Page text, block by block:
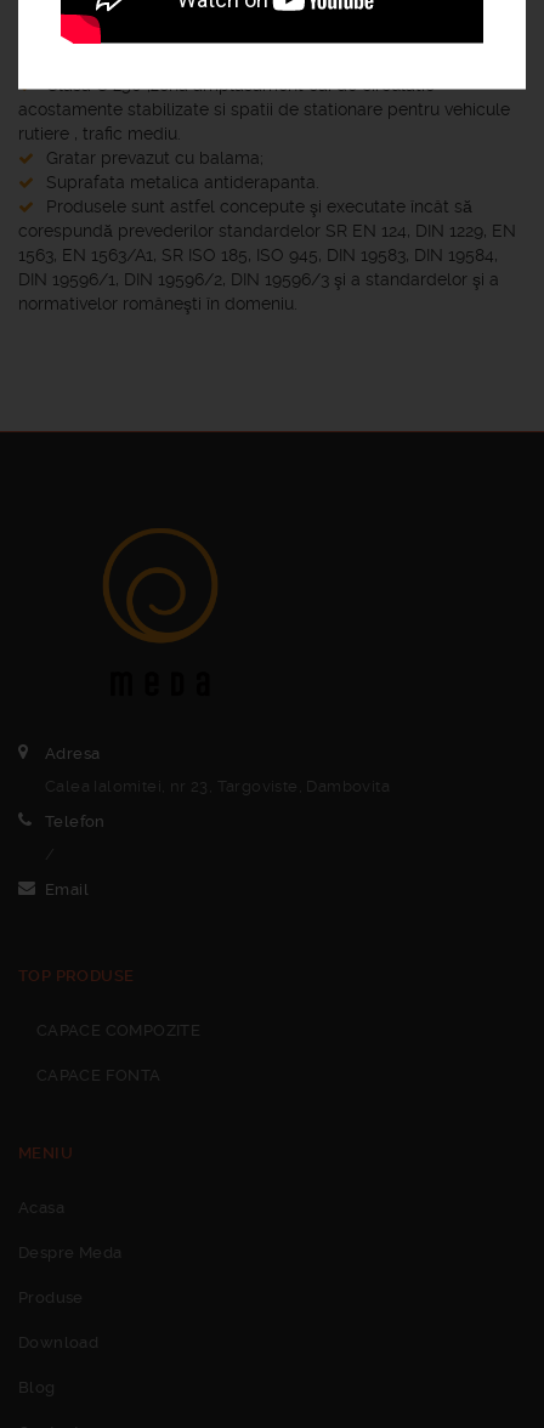
fabricat conform EN -124.Material fonta cu grafit nodular EN
GJS 400-15 conform standard ISO 1083 EN 1563 /A1;
Clasa C 250 ;zona amplasament cai de circulatie
acostamente stabilizate si spatii de stationare pentru vehicule
rutiere , trafic mediu.
Gratar prevazut cu balama;
Suprafata metalica antiderapanta.
Produsele sunt astfel concepute şi executate încât să
corespundă prevederilor standardelor SR EN 124, DIN 1229, EN
1563, EN 1563/A1, SR ISO 185, ISO 945, DIN 19583, DIN 19584,
DIN 19596/1, DIN 19596/2, DIN 19596/3 şi a standardelor şi a
normativelor româneşti în domeniu.
Adresa
Calea Ialomitei, nr 23, Targoviste, Dambovita
Telefon
Email
TOP PRODUSE
CAPACE COMPOZITE
CAPACE FONTA
MENIU
Acasa
Despre Meda
Produse
Download
Blog